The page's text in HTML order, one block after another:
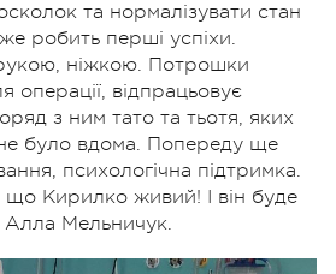
та нормалізувати стан
робить перші успіхи.
ніжкою. Потрошки
операції, відпрацьовує
з ним тато та тьотя, яких
було вдома. Попереду ще
психологічна підтримка.
що Кирилко живий! І він буде
Мельничук.